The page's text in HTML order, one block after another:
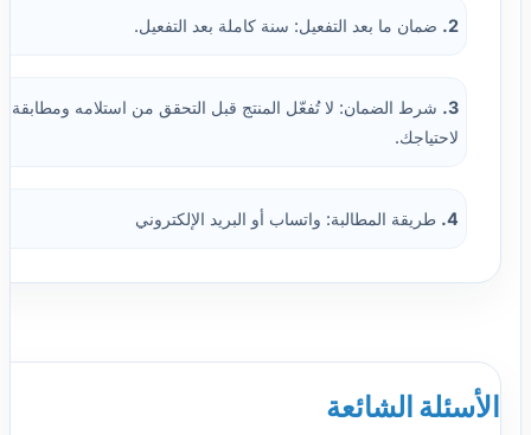
2. ضمان ما بعد التفعيل: سنة كاملة بعد التفعيل.
3.
شرط الضمان: لا تُفعّل المنتج قبل التحقق من استلامه ومطابقة
لاحتياجك.
4. طريقة المطالبة: واتساب أو البريد الإلكتروني
الأسئلة الشائعة